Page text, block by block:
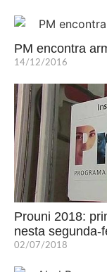
PM encontra
14/12/2016
Prouni 2018:
nesta segunda-
02/07/2018